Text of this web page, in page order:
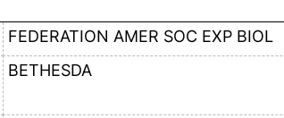
FEDERATION AMER SOC EXP BIOL
BETHESDA